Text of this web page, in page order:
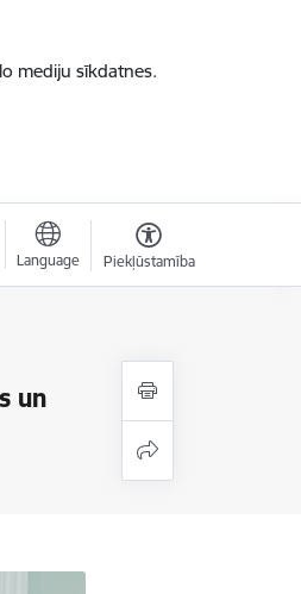
mediju sīkdatnes.
Language Piekļūstamība
un